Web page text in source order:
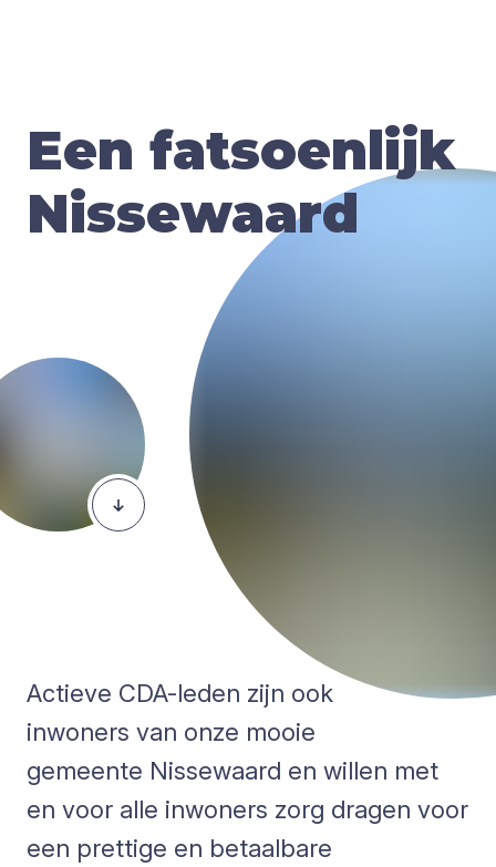
Een fatsoenlijk
Nissewaard
Actieve CDA-leden zijn ook
inwoners van onze mooie
gemeente Nissewaard en willen met
en voor alle inwoners zorg dragen voor
een prettige en betaalbare